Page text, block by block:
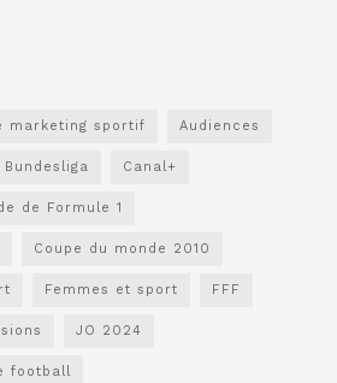
marketing sportif Audiences
Bundesliga Canal+
de Formule 1
Coupe du monde 2010
Femmes et sport FFF
JO 2024
football